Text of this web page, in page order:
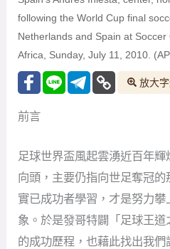
following the World Cup final
Netherlands and Spain at
Africa, Sunday, July 11, 2010.
放大
前言
足球世界盃風起雲湧近百年
向頭，主要仍指向世足奪冠
實已成功者學習，才是努力
象。於是發哥特闢「足球王
的成功歷程，也藉此找出我